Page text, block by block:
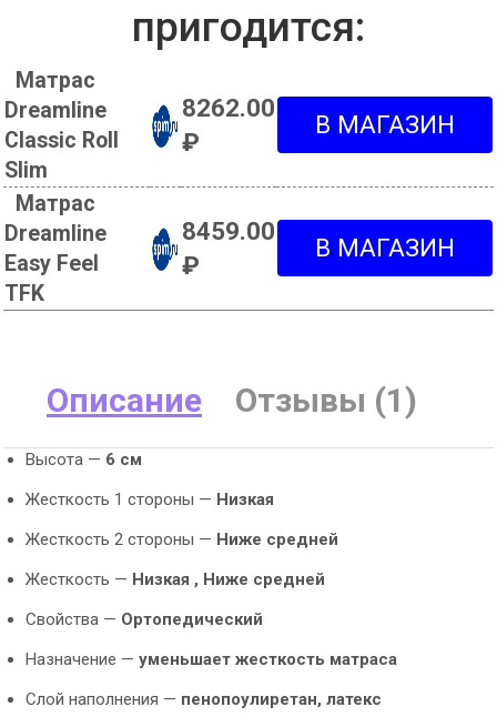
пригодится:
Матрас
Dreamline
Classic Roll
Slim
8262.00
₽
Матрас
Dreamline
Easy Feel
TFK
8459.00
₽
Описание Отзывы (1)
Высота — 6 см
Жесткость 1 стороны — Низкая
Жесткость 2 стороны — Ниже средней
Жесткость — Низкая , Ниже средней
Свойства — Ортопедический
Назначение — уменьшает жесткость матраса
Слой наполнения — пенопоулиретан, латекс